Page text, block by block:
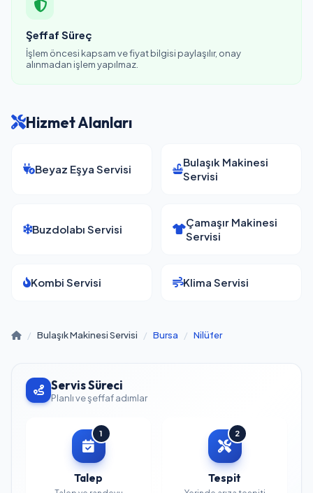
Şeffaf Süreç
İşlem öncesi kapsam ve fiyat bilgisi paylaşılır, onay
alınmadan işlem yapılmaz.
Hizmet Alanları
Beyaz Eşya Servisi
Bulaşık Makinesi
Servisi
Buzdolabı Servisi
Çamaşır Makinesi
Servisi
Kombi Servisi Klima Servisi
/ Bulaşık Makinesi Servisi / Bursa / Nilüfer
Servis Süreci
Planlı ve şeffaf adımlar
1
Talep
2
Tespit